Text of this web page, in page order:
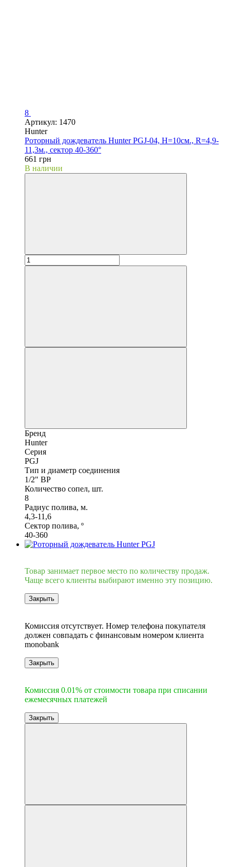
8
Артикул: 1470
Hunter
Роторный дождеватель Hunter PGJ-04, H=10см., R=4,9-
11,3м., сектор 40-360°
661 грн
В наличии
Бренд
Hunter
Серия
PGJ
Тип и диаметр соединения
1/2" ВР
Количество сопел, шт.
8
Радиус полива, м.
4,3-11,6
Сектор полива, º
40-360
Товар занимает первое место по количеству продаж.
Чаще всего клиенты выбирают именно эту позицию.
Закрыть
Комиссия отсутствует. Номер телефона покупателя
должен совпадать с финансовым номером клиента
monobank
Закрыть
Комиссия 0.01% от стоимости товара при списании
ежемесячных платежей
Закрыть